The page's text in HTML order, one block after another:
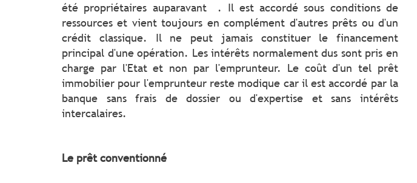
été propriétaires auparavant . Il est accordé sous conditions de
ressources et vient toujours en complément d'autres prêts ou d'un
crédit classique. Il ne peut jamais constituer le financement
principal d'une opération. Les intérêts normalement dus sont pris en
charge par l'Etat et non par l'emprunteur. Le coût d'un tel prêt
immobilier pour l'emprunteur reste modique car il est accordé par la
banque sans frais de dossier ou d'expertise et sans intérêts
intercalaires.
Le prêt conventionné